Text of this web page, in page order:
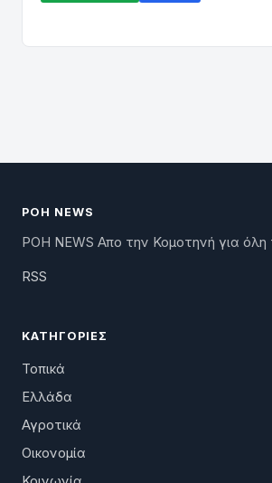
ΡΟΗ NEWS
ΡΟΗ NEWS Απο την Κομοτηνή για όλη
RSS
ΚΑΤΗΓΟΡΊΕΣ
Τοπικά
Ελλάδα
Αγροτικά
Οικονομία